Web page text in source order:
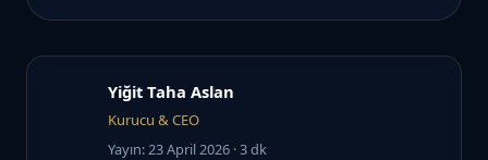
Yiğit Taha Aslan
Kurucu & CEO
Yayın: 23 April 2026 · 3 dk